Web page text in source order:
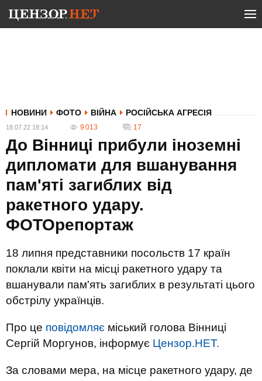
НОВИНИ ФОТО ВІЙНА РОСІЙСЬКА АГРЕСІЯ
18.07.22 18:14 9 013 17
До Вінниці прибули іноземні
дипломати для вшанування
пам'яті загиблих від
ракетного удару.
ФОТОрепортаж
18 липня представники посольств 17 країн
поклали квіти на місці ракетного удару та
вшанували пам'ять загиблих в результаті цього
обстрілу українців.
Про це повідомляє міський голова Вінниці
Сергій Моргунов, інформує Цензор.НЕТ.
За словами мера, на місце ракетного удару, де